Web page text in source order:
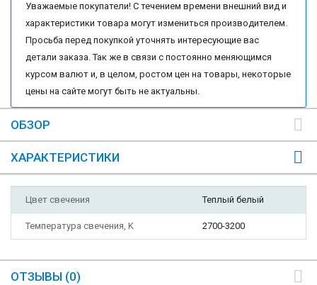
Уважаемые покупатели! С течением времени внешний вид и
характеристики товара могут измениться производителем.
Просьба перед покупкой уточнять интересующие вас
детали заказа. Так же в связи с постоянно меняющимся
курсом валют и, в целом, ростом цен на товары, некоторые
цены на сайте могут быть не актуальны.
ОБЗОР
ХАРАКТЕРИСТИКИ
Цвет свечения Теплый белый
Температура свечения, K 2700-3200
ОТЗЫВЫ (0)